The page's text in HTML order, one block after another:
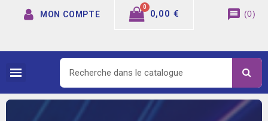
MON COMPTE 0,00 € message (0)